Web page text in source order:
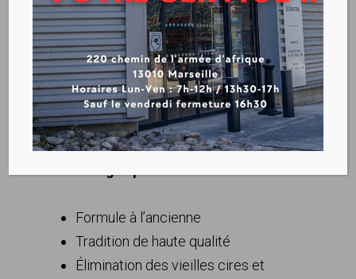
DECIREUR BLANCHON
Télécharger la fiche technique
Formule à l’ancienne
Tradition de haute qualité
Élimination des vieilles cires et